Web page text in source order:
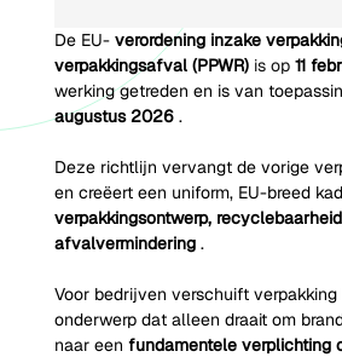
De EU- verordening inzake
verpakkingsafval (PPWR) is op 11
werking getreden en is van
augustus 2026 .
Deze richtlijn vervangt de vorige
en creëert een uniform, EU-breed
verpakkingsontwerp,
afvalvermindering .
Voor bedrijven verschuift
onderwerp dat alleen draait om
naar een fundamentele verplichting